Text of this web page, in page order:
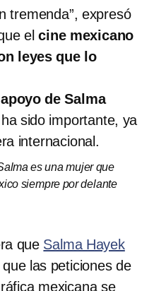
tremenda”, expresó
elcine mexicano
leyes que lo
apoyo de Salma
sido importante, ya
internacional.
es una mujer que
siempre por delante
que Salma Hayek
las peticiones de
mexicana se